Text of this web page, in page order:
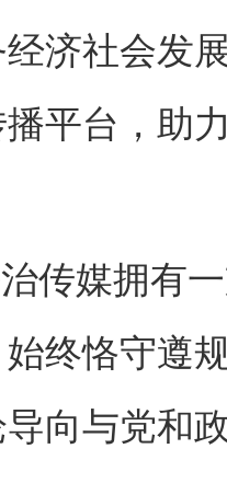
济社会发
平台，助
媒拥有一
终恪守遵
向与党和